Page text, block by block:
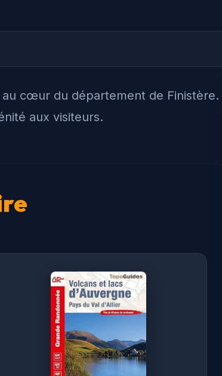
cœur du département de Finistère.
aux visiteurs.